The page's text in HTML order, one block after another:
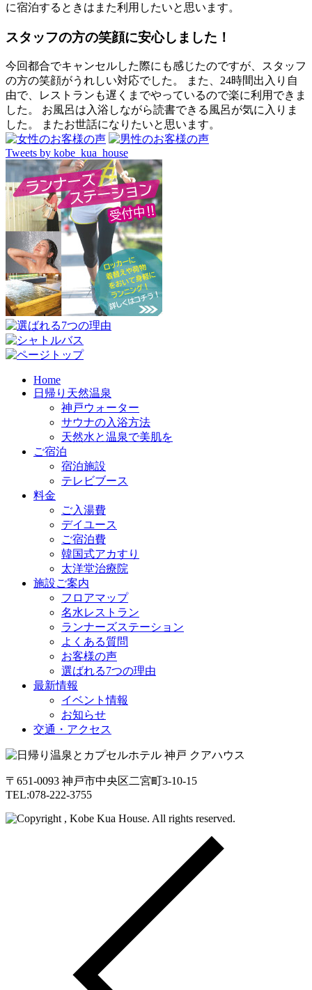
に宿泊するときはまた利用したいと思います。
スタッフの方の笑顔に安心しました！
今回都合でキャンセルした際にも感じたのですが、スタッフ
の方の笑顔がうれしい対応でした。 また、24時間出入り自
由で、レストランも遅くまでやっているので楽に利用できま
した。 お風呂は入浴しながら読書できる風呂が気に入りま
した。 またお世話になりたいと思います。
Tweets by kobe_kua_house
Home
日帰り天然温泉
神戸ウォーター
サウナの入浴方法
天然水と温泉で美肌を
ご宿泊
宿泊施設
テレビブース
料金
ご入湯費
デイユース
ご宿泊費
韓国式アカすり
太洋堂治療院
施設ご案内
フロアマップ
名水レストラン
ランナーズステーション
よくある質問
お客様の声
選ばれる7つの理由
最新情報
イベント情報
お知らせ
交通・アクセス
〒651-0093 神戸市中央区二宮町3-10-15
TEL:078-222-3755